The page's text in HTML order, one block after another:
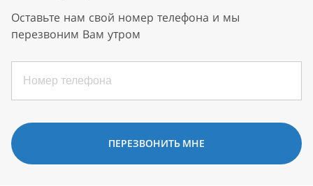
Оставьте нам свой номер телефона и мы
перезвоним Вам утром
ПЕРЕЗВОНИТЬ МНЕ